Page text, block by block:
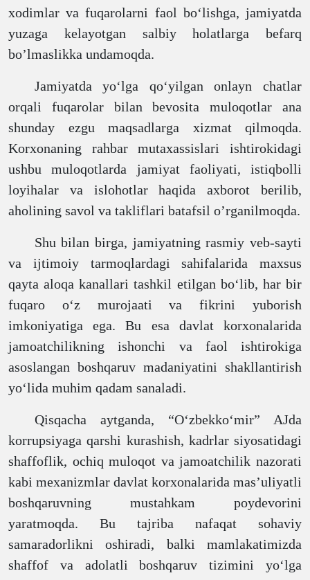
xodimlar va fuqarolarni faol bo‘lishga, jamiyatda
yuzaga kelayotgan salbiy holatlarga befarq
bo’lmaslikka undamoqda.
Jamiyatda yo‘lga qo‘yilgan onlayn chatlar
orqali fuqarolar bilan bevosita muloqotlar ana
shunday ezgu maqsadlarga xizmat qilmoqda.
Korxonaning rahbar mutaxassislari ishtirokidagi
ushbu muloqotlarda jamiyat faoliyati, istiqbolli
loyihalar va islohotlar haqida axborot berilib,
aholining savol va takliflari batafsil o’rganilmoqda.
Shu bilan birga, jamiyatning rasmiy veb-sayti
va ijtimoiy tarmoqlardagi sahifalarida maxsus
qayta aloqa kanallari tashkil etilgan bo‘lib, har bir
fuqaro o‘z murojaati va fikrini yuborish
imkoniyatiga ega. Bu esa davlat korxonalarida
jamoatchilikning ishonchi va faol ishtirokiga
asoslangan boshqaruv madaniyatini shakllantirish
yo‘lida muhim qadam sanaladi.
Qisqacha aytganda, “O‘zbekko‘mir” AJda
korrupsiyaga qarshi kurashish, kadrlar siyosatidagi
shaffoflik, ochiq muloqot va jamoatchilik nazorati
kabi mexanizmlar davlat korxonalarida mas’uliyatli
boshqaruvning mustahkam poydevorini
yaratmoqda. Bu tajriba nafaqat sohaviy
samaradorlikni oshiradi, balki mamlakatimizda
shaffof va adolatli boshqaruv tizimini yo‘lga